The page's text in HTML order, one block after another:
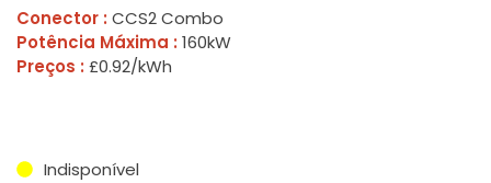
Conector : CCS2 Combo
Potência Máxima : 160kW
Preços : £0.92/kWh
Indisponível